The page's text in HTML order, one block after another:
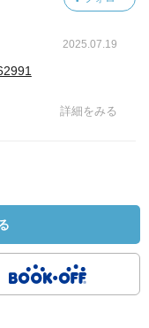
2025.07.19
詳細をみる